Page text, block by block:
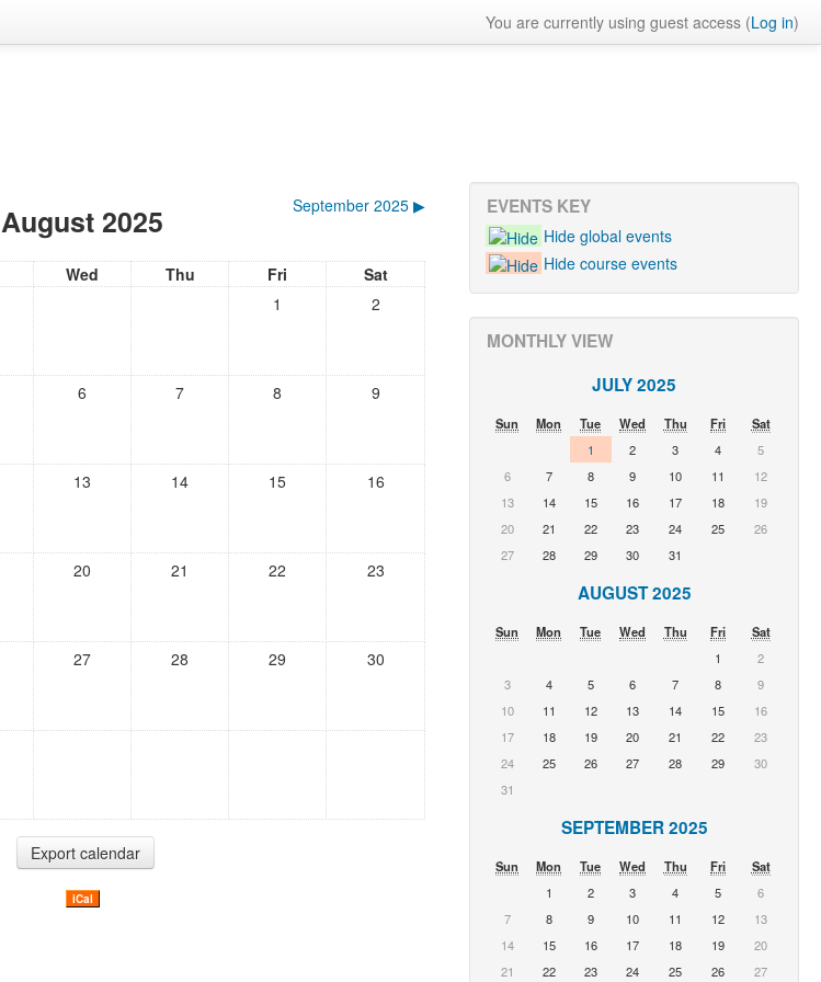
You are currently using guest access (Log in)
August 2025 September 2025 ▶
Wed Thu Fri
Sat
1
2
6 7 8 9
13 14 15 16
20 21 22 23
27 28 29 30
iCal
EVENTS KEY
Hide global events
Hide course events
MONTHLY VIEW
JULY 2025
Sun Mon Tue Wed Thu Fri
Sat
1
2 3 4
5
6
7 8 9 10 11
12
13
14 15 16 17 18
19
20
21 22 23 24 25
26
27
28 29 30 31
AUGUST 2025
Sun Mon Tue Wed Thu Fri
Sat
1
2
3
4 5 6 7 8
9
10
11 12 13 14 15
16
17
18 19 20 21 22
23
24
25 26 27 28 29
30
31
SEPTEMBER 2025
Sun Mon Tue Wed Thu Fri
Sat
1
2 3 4 5
6
7
8 9 10 11 12
13
14
15 16 17 18 19
20
21
22 23 24 25 26 27